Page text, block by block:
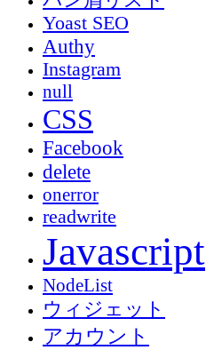
Yoast SEO
Authy
Instagram
null
CSS
Facebook
delete
onerror
readwrite
Javascript
NodeList
ウィジェット
アカウント